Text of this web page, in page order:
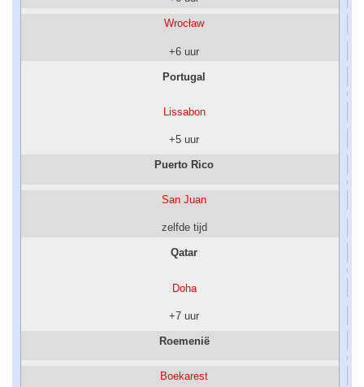
Wrocław
+6 uur
Portugal
Lissabon
+5 uur
Puerto Rico
San Juan
zelfde tijd
Qatar
Doha
+7 uur
Roemenië
Boekarest